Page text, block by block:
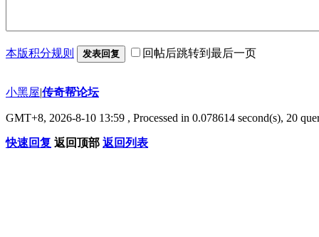
本版积分规则 发表回复 回帖后跳转到最后一页
小黑屋|传奇帮论坛
GMT+8, 2026-8-10 13:59 , Processed in 0.078614 second(s), 20
快速回复 返回顶部 返回列表